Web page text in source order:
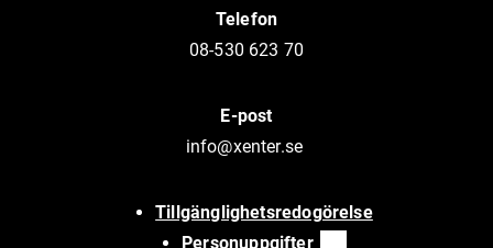
Telefon
08-530 623 70
E-post
info@xenter.se
Sidfot länkarTillgänglighetsredogörelse
Personuppgifter